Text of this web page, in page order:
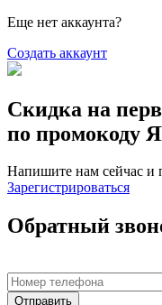
Еще нет аккаунта?
Создать аккаунт
Скидка на
по промокоду
Напишите нам сейчас и
Зарегистрироваться
Обратный